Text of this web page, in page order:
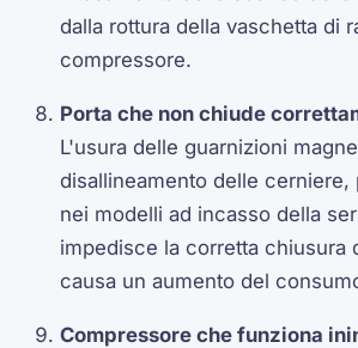
dalla rottura della vaschetta di
compressore.
Porta che non chiude
L'usura delle guarnizioni
disallineamento delle cerniere,
nei modelli ad incasso della
impedisce la corretta chiusura
causa un aumento del
Compressore che funziona